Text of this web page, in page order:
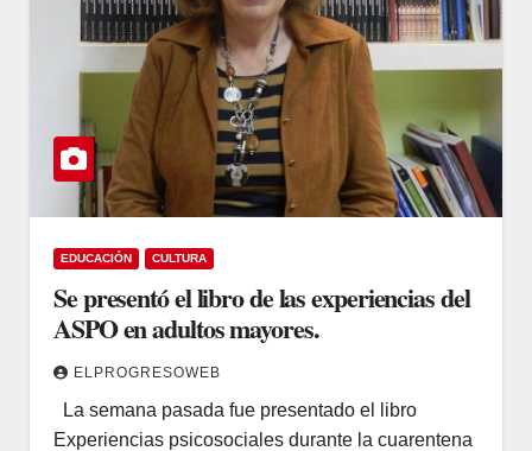
EDUCACIÓN CULTURA
Se presentó el libro de las experiencias del
ASPO en adultos mayores.
ELPROGRESOWEB
La semana pasada fue presentado el libro
Experiencias psicosociales durante la cuarentena